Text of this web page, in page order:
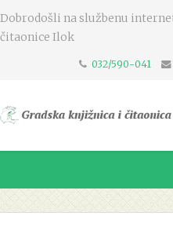
Dobrodošli na službenu
čitaonice Ilok
032/590-041